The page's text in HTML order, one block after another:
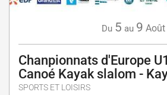
Du 5 au 9 Août
Chanpionnats d'Europe
Canoé Kayak slalom -
SPORTS ET LOISIRS